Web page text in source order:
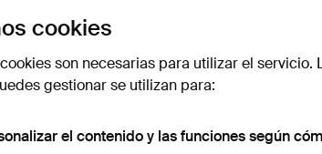
archivo que coinciden
cookies
son necesarias para utilizar el servicio.
gestionar se utilizan para:
el contenido y las funciones según